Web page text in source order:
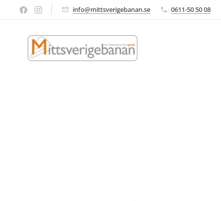
info@mittsverigebanan.se 0611-50 50 08